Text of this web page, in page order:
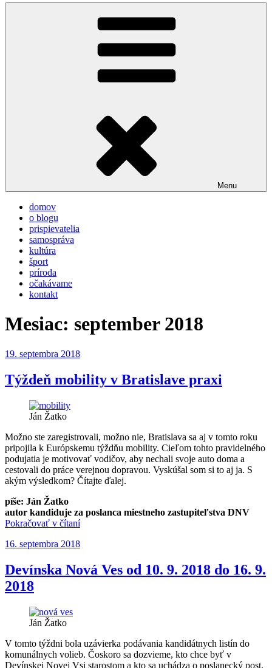
Menu
domov
o blogu
prispievatelia
samospráva
kultúra
šport
príroda
očakávame
kontakt
Mesiac: september 2018
Publikované
19. septembra 2018
Týždeň mobility v Bratislave praxi
Ján Žatko
Možno ste zaregistrovali, možno nie, Bratislava sa aj v tomto roku
pripojila k Európskemu týždňu mobility. Cieľom tohto pravidelného
podujatia je motivovať vodičov, aby nechali svoje auto doma a
cestovali do práce verejnou dopravou. Vyskúšal som si to aj ja. S
akým výsledkom? Čítajte ďalej.
píše: Ján Žatko
autor kandiduje za poslanca miestneho zastupiteľstva DNV
Pokračovať v čítaní„Týždeň
v
praxi“
Publikované
16. septembra 2018
Devínska Nová Ves od 10. 9. 2018 do 16. 9.
2018
Ján Žatko
V tomto týždni bola uzávierka podávania kandidátnych listín do
komunálnych volieb. Čoskoro sa dozvieme, kto chce byť v
Devínskej Novej Vsi starostom a kto sa uchádza o poslanecký post.